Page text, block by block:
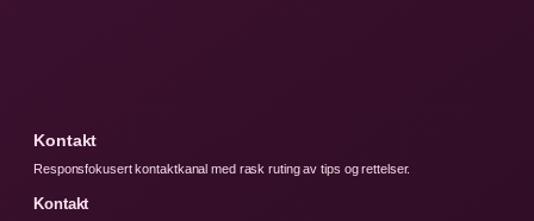
Kontakt
Responsfokusert kontaktkanal med rask ruting av tips og rettelser.
Kontakt